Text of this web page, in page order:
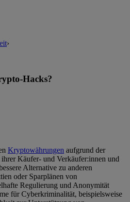
›
Hacks?
Kryptowährungen aufgrund der
Käufer- und Verkäufer:innen und
Alternative zu anderen
oder Sparplänen von
Regulierung und Anonymität
für Cyberkriminalität, beispielsweise